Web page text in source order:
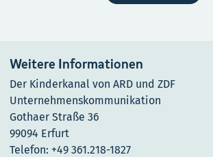
Weitere Informationen
Der Kinderkanal von ARD und ZDF
Unternehmenskommunikation
Gothaer Straße 36
99094 Erfurt
Telefon: +49 361.218-1827